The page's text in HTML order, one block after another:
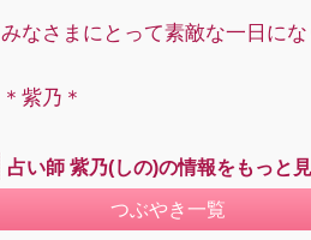
みなさまにとって素敵な一日にな
＊紫乃＊
占い師 紫乃(しの)の情報をもっと
つぶやき一覧